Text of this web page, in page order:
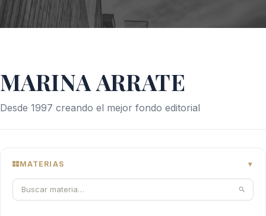
MARINA ARRATE
Desde 1997 creando el mejor fondo editorial
MATERIAS